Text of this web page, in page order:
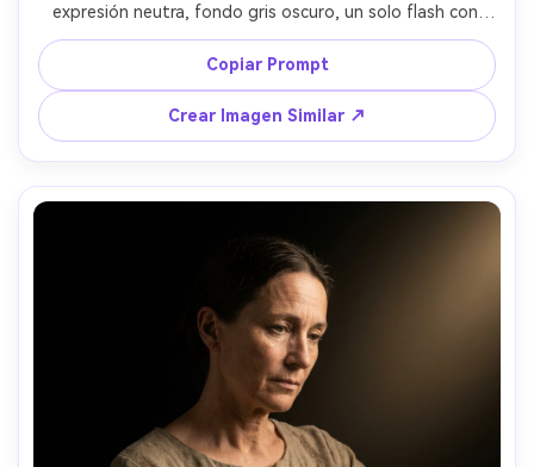
expresión neutra, fondo gris oscuro, un solo flash con
grid a 45 grados creando fuerte claroscuro, relleno
mínimo, sombra nítida en la mandíbula, tomada con Sony
A1 85mm f/1.8, encuadre a nivel de ojos, ojos ultra nítidos,
estilo de retoque editorial profesional, contraste rico, luz
cinematográfica suave --ar 4:5
Copiar Prompt
Crear Imagen Similar ↗